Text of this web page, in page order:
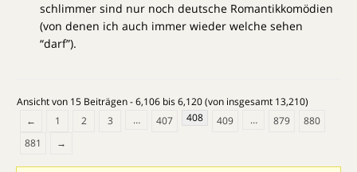
schlimmer sind nur noch deutsche Romantikkomödien
(von denen ich auch immer wieder welche sehen
“darf”).
Ansicht von 15 Beiträgen - 6,106 bis 6,120 (von insgesamt 13,210)
←
1 2 3 … 407 408 409 … 879
880
881
→